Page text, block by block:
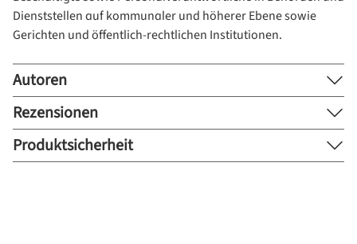
Dienststellen auf kommunaler und höherer Ebene sowie
Gerichten und öffentlich-rechtlichen Institutionen.
Autoren
Rezensionen
Produktsicherheit